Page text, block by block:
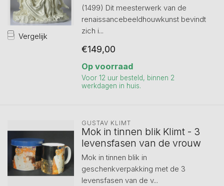
Vergelijk
(1499) Dit meesterwerk van de
renaissancebeeldhouwkunst bevindt
zich i...
€149,00
Op voorraad
Voor 12 uur besteld, binnen 2
werkdagen in huis.
GUSTAV KLIMT
Mok in tinnen blik Klimt - 3
levensfasen van de vrouw
Mok in tinnen blik in
geschenkverpakking met de 3
levensfasen van de v...